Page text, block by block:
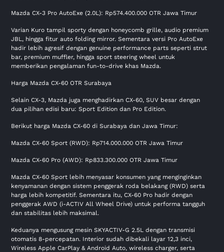
Mazda CX-3 Pro AutoExe (2.0L): Rp574.400.000 OTR Jawa Timur
Varian Kuro tampil sporty dengan honeycomb grille, audio premium
JBL, hingga fitur auto folding mirror. Sementara versi Pro AutoExe
hadir lebih agresif dengan genuine performance parts seperti strut
bar, premium muffler, hingga sport steering wheel untuk
memberikan pengalaman fun-to-drive khas Mazda.
Harga Mazda CX-60 OTR Surabaya
Selain CX-3, Mazda juga menghadirkan CX-60, SUV besar dengan
dua pilihan edisi baru: Sport Edition dan Pro Edition.
Berikut harga Mazda CX-60 di Surabaya dan Jawa Timur:
Mazda CX-60 Sport (RWD): Rp714.000.000 OTR Jawa Timur
Mazda CX-60 Pro (AWD): Rp833.300.000 OTR Jawa Timur
Mazda CX-60 Sport lebih menyasar konsumen yang menginginkan
kenyamanan dengan sistem penggerak roda belakang (RWD) serta
harga lebih kompetitif. Sementara itu, CX-60 Pro hadir dengan
penggerak AWD (i-ACTIV All Wheel Drive) untuk performa tangguh
dan stabilitas lebih maksimal.
Keduanya mengusung mesin SKYACTIV-G 2.5L dengan transmisi
otomatis 8-percepatan. Interior sudah dibekali layar 12,3 inci,
Wireless Apple CarPlay & Android Auto, wireless charger, serta